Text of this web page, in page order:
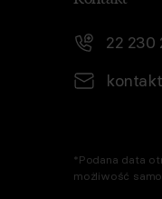
22 230
*Podana data
możliwość